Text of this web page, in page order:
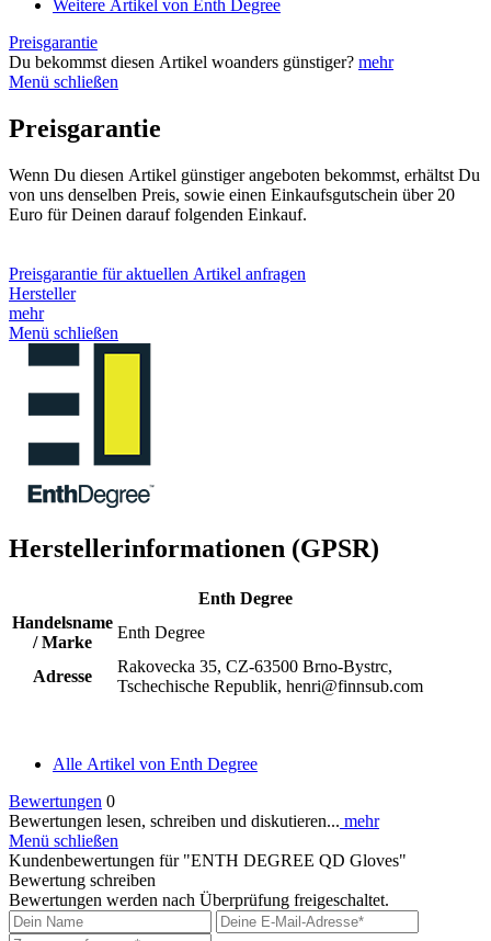
Weitere Artikel von Enth Degree
Preisgarantie
Du bekommst diesen Artikel woanders günstiger? mehr
Menü schließen
Preisgarantie
Wenn Du diesen Artikel günstiger angeboten bekommst, erhältst Du
von uns denselben Preis, sowie einen Einkaufsgutschein über 20
Euro für Deinen darauf folgenden Einkauf.
Preisgarantie für aktuellen Artikel anfragen
Hersteller
mehr
Menü schließen
Herstellerinformationen (GPSR)
Enth Degree
Handelsname
/ Marke
Enth Degree
Adresse
Rakovecka 35, CZ-63500 Brno-Bystrc,
Tschechische Republik, henri@finnsub.com
Alle Artikel von Enth Degree
Bewertungen 0
Bewertungen lesen, schreiben und diskutieren... mehr
Menü schließen
Kundenbewertungen für "ENTH DEGREE QD Gloves"
Bewertung schreiben
Bewertungen werden nach Überprüfung freigeschaltet.